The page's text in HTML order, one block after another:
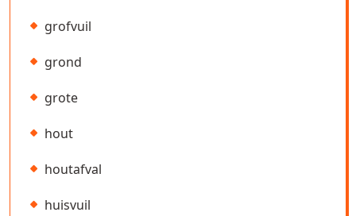
grofvuil
grond
grote
hout
houtafval
huisvuil